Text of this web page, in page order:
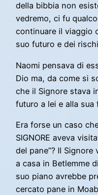
della bibbia non
vedremo, ci fu
continuare il viaggio
suo futuro e dei
Naomi pensava di
Dio ma, da come si
che il Signore stava
futuro a lei e alla sua
Era forse un caso
SIGNORE aveva
del pane”? Il
a casa in Betlemme
suo piano avrebbe
cercato pane in